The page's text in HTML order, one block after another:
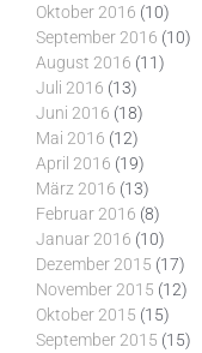
Oktober 2016 (10)
September 2016 (10)
August 2016 (11)
Juli 2016 (13)
Juni 2016 (18)
Mai 2016 (12)
April 2016 (19)
März 2016 (13)
Februar 2016 (8)
Januar 2016 (10)
Dezember 2015 (17)
November 2015 (12)
Oktober 2015 (15)
September 2015 (15)